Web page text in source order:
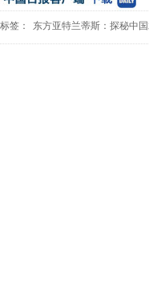
标签： 东方亚特兰蒂斯：探秘中